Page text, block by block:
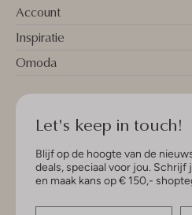
Account
Inspiratie
Omoda
Let's keep in touch!
Blijf op de hoogte van de
deals, speciaal voor jou.
en maak kans op € 150,-